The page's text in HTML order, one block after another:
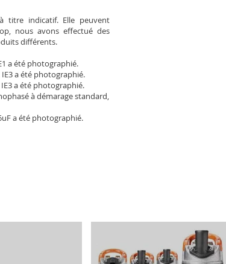
titre indicatif. Elle peuvent
nous avons effectué des
différents.
a été photographié.
a été photographié.
a été photographié.
à démarage standard,
a été photographié.